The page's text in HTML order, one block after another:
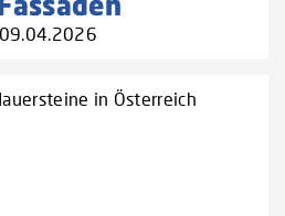
in Österreich